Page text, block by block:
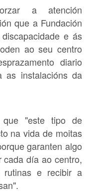
a atención
que a Fundación
e ás
ao seu centro
diario
as instalacións da
que "este tipo de
na vida de moitas
garanten algo
cada día ao centro,
rutinas e recibir a